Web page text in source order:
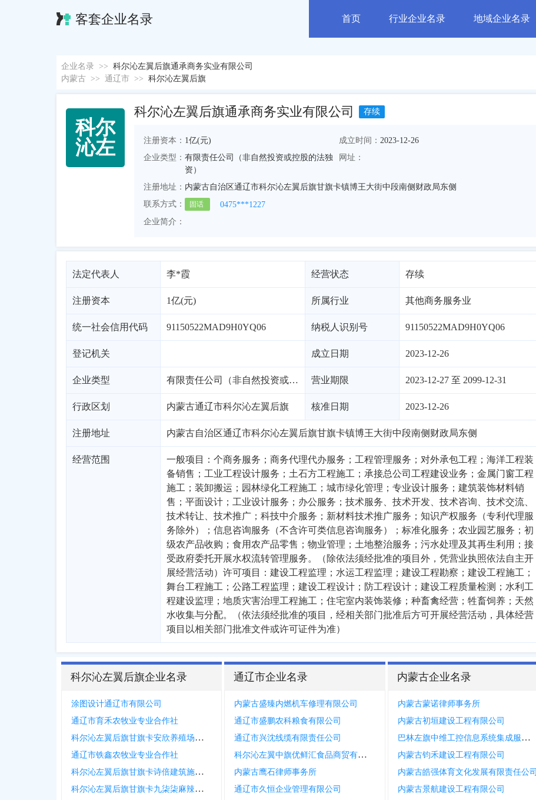
客套企业名录 首页 行业企业名录 地域企业名录
企业名录 >> 科尔沁左翼后旗通承商务实业有限公司
内蒙古 >> 通辽市 >> 科尔沁左翼后旗
科尔
沁左
科尔沁左翼后旗通承商务实业有限公司 存续
注册资本： 1亿(元) 成立时间： 2023-12-26
企业类型： 有限责任公司（非自然投资或控股的法独
资）
网址：
注册地址： 内蒙古自治区通辽市科尔沁左翼后旗甘旗卡镇博王大街中段南侧财政局东侧
联系方式：
固话
0475***1227
企业简介：
法定代表人 李*霞 经营状态 存续
注册资本 1亿(元) 所属行业 其他商务服务业
统一社会信用代码 91150522MAD9H0YQ06 纳税人识别号 91150522MAD9H0YQ06
登记机关 成立日期 2023-12-26
企业类型 有限责任公司（非自然投资或控股的法独资） 营业期限 2023-12-27 至 2099-12-31
行政区划 内蒙古通辽市科尔沁左翼后旗 核准日期 2023-12-26
注册地址 内蒙古自治区通辽市科尔沁左翼后旗甘旗卡镇博王大街中段南侧财政局东侧
经营范围
一般项目：个商务服务；商务代理代办服务；工程管理服务；对外承包工程；海洋工程装
备销售；工业工程设计服务；土石方工程施工；承接总公司工程建设业务；金属门窗工程
施工；装卸搬运；园林绿化工程施工；城市绿化管理；专业设计服务；建筑装饰材料销
售；平面设计；工业设计服务；办公服务；技术服务、技术开发、技术咨询、技术交流、
技术转让、技术推广；科技中介服务；新材料技术推广服务；知识产权服务（专利代理服
务除外）；信息咨询服务（不含许可类信息咨询服务）；标准化服务；农业园艺服务；初
级农产品收购；食用农产品零售；物业管理；土地整治服务；污水处理及其再生利用；接
受政府委托开展水权流转管理服务。（除依法须经批准的项目外，凭营业执照依法自主开
展经营活动）许可项目：建设工程监理；水运工程监理；建设工程勘察；建设工程施工；
舞台工程施工；公路工程监理；建设工程设计；防工程设计；建设工程质量检测；水利工
程建设监理；地质灾害治理工程施工；住宅室内装饰装修；种畜禽经营；牲畜饲养；天然
水收集与分配。（依法须经批准的项目，经相关部门批准后方可开展经营活动，具体经营
项目以相关部门批准文件或许可证件为准）
科尔沁左翼后旗企业名录
涂图设计通辽市有限公司
通辽市育禾农牧业专业合作社
科尔沁左翼后旗甘旗卡安欣养殖场个体工商户
通辽市铁鑫农牧业专业合作社
科尔沁左翼后旗甘旗卡诗倍建筑施工部个体工商户
科尔沁左翼后旗甘旗卡九柒柒麻辣烫店个体工商户
通辽市企业名录
内蒙古盛臻内燃机车修理有限公司
通辽市盛鹏农科粮食有限公司
通辽市兴沈线缆有限责任公司
科尔沁左翼中旗优鲜汇食品商贸有限公司
内蒙古鹰石律师事务所
通辽市久恒企业管理有限公司
内蒙古企业名录
内蒙古蒙诺律师事务所
内蒙古初垣建设工程有限公司
巴林左旗中维工控信息系统集成服务中心个体工商户
内蒙古钧禾建设工程有限公司
内蒙古皓强体育文化发展有限责任公司
内蒙古景航建设工程有限公司